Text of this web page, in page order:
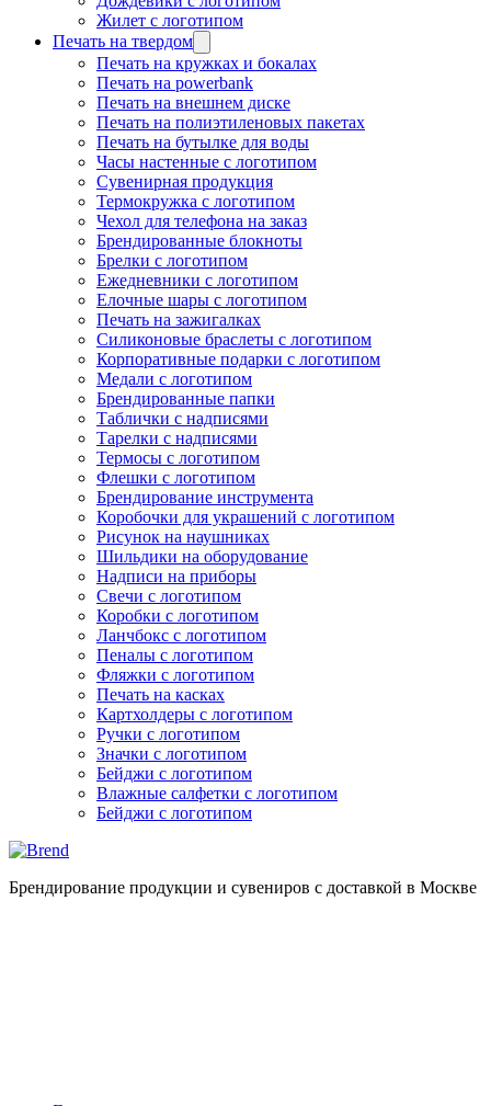
Жилет с логотипом
Печать на твердом
Печать на кружках и бокалах
Печать на powerbank
Печать на внешнем диске
Печать на полиэтиленовых пакетах
Печать на бутылке для воды
Часы настенные с логотипом
Сувенирная продукция
Термокружка с логотипом
Чехол для телефона на заказ
Брендированные блокноты
Брелки с логотипом
Ежедневники с логотипом
Елочные шары с логотипом
Печать на зажигалках
Силиконовые браслеты с логотипом
Корпоративные подарки с логотипом
Медали с логотипом
Брендированные папки
Таблички с надписями
Тарелки с надписями
Термосы с логотипом
Флешки с логотипом
Брендирование инструмента
Коробочки для украшений с логотипом
Рисунок на наушниках
Шильдики на оборудование
Надписи на приборы
Свечи с логотипом
Коробки с логотипом
Ланчбокс с логотипом
Пеналы с логотипом
Фляжки с логотипом
Печать на касках
Картхолдеры с логотипом
Ручки с логотипом
Значки с логотипом
Бейджи с логотипом
Влажные салфетки с логотипом
Бейджи с логотипом
Брендирование продукции и сувениров с доставкой в Москве